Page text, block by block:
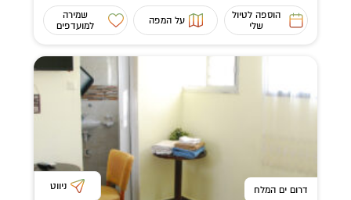
הוספה לטיול
שלי
על המפה
שמירה
למועדפים
דרום ים המלח ניווט